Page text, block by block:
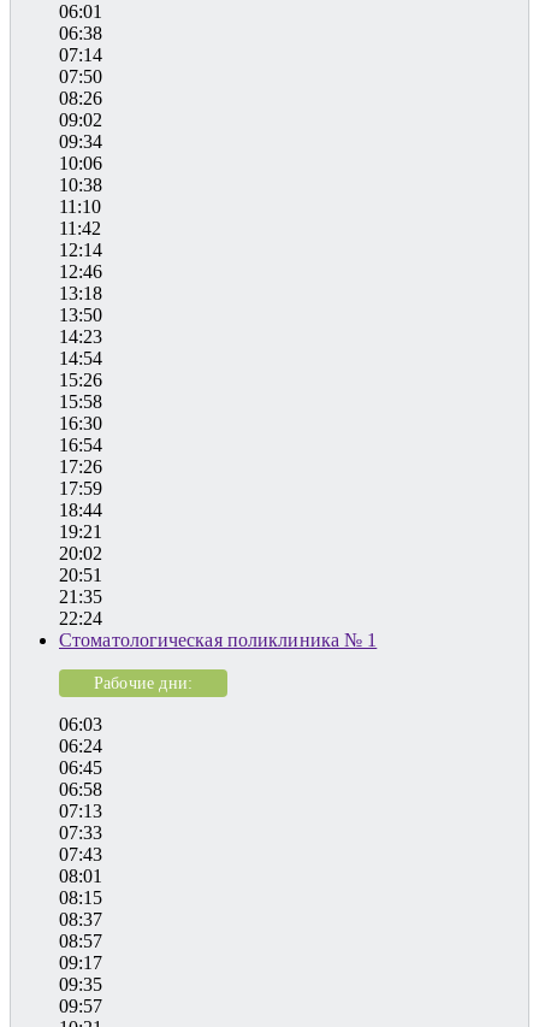
06:01
06:38
07:14
07:50
08:26
09:02
09:34
10:06
10:38
11:10
11:42
12:14
12:46
13:18
13:50
14:23
14:54
15:26
15:58
16:30
16:54
17:26
17:59
18:44
19:21
20:02
20:51
21:35
22:24
Стоматологическая поликлиника № 1
Рабочие дни:
06:03
06:24
06:45
06:58
07:13
07:33
07:43
08:01
08:15
08:37
08:57
09:17
09:35
09:57